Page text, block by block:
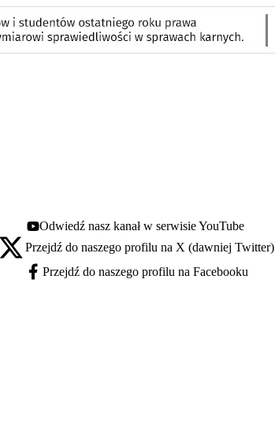
Youtube - otwiera się w nowej karcie
Odwiedź nasz kanał w serwisie YouTube
X - otwiera się w nowej karcie
Przejdź do naszego profilu na X (dawniej Twitter)
Facebook - otwiera się w nowej karcie
Przejdź do naszego profilu na Facebooku